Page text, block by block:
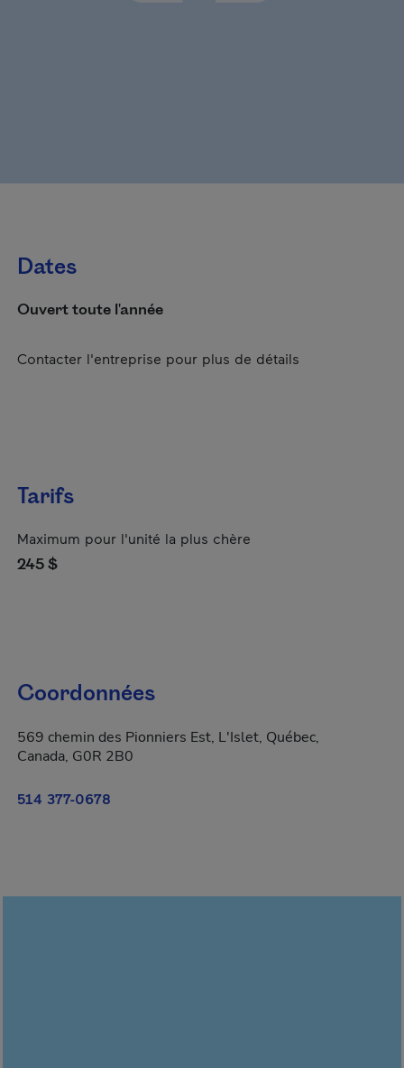
Dates
Ouvert toute l'année
Contacter l'entreprise pour plus de détails
Tarifs
Maximum pour l'unité la plus chère
245 $
Coordonnées
569 chemin des Pionniers Est, L'Islet, Québec,
Canada, G0R 2B0
514 377-0678